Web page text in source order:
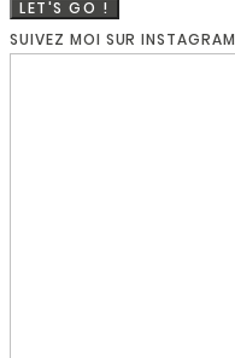
LET'S GO !
SUIVEZ MOI SUR INSTAGRAM